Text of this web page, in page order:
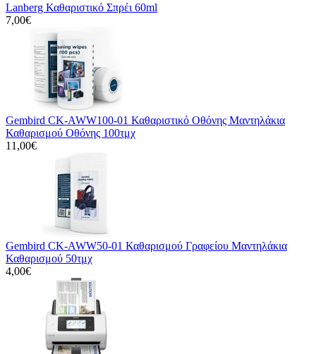
Lanberg Καθαριστικό Σπρέι 60ml
7,00€
Gembird CK-AWW100-01 Καθαριστικό Οθόνης Μαντηλάκια
Καθαρισμού Οθόνης 100τμχ
11,00€
Gembird CK-AWW50-01 Καθαρισμού Γραφείου Μαντηλάκια
Καθαρισμού 50τμχ
4,00€